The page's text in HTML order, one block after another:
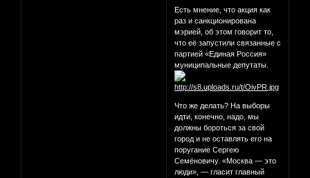
Есть мнение, что акция как
раз и санкционирована
мэрией, об этом говорит то,
что её запустили связанные с
партией «Единая Россия»
муниципальные депутаты.
Что же делать? На выборы
идти, конечно, надо, мы
должны бороться за свой
город и не оставлять его на
поругание Сергею
Семёновичу. «Москва — это
люди», — гласит главный